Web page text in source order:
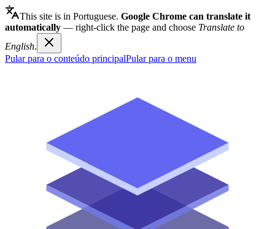
This site is in Portuguese. Google Chrome can translate it
automatically — right-click the page and choose Translate to
English.
Pular para o conteúdo principalPular para o menu